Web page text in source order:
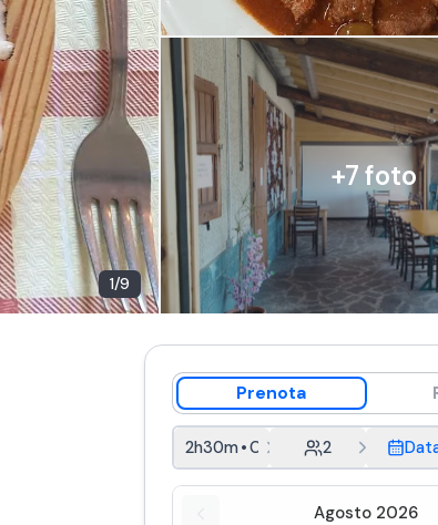
1/9
+7 foto
Prenota
2h30m•Cena 2
Agosto 2026